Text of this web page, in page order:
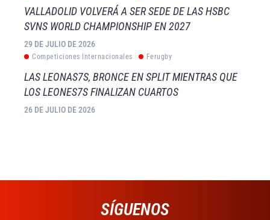
VALLADOLID VOLVERÁ A SER SEDE DE LAS HSBC
SVNS WORLD CHAMPIONSHIP EN 2027
29 DE JULIO DE 2026
Competiciones Internacionales Ferugby
LAS LEONAS7S, BRONCE EN SPLIT MIENTRAS QUE
LOS LEONES7S FINALIZAN CUARTOS
26 DE JULIO DE 2026
SÍGUENOS